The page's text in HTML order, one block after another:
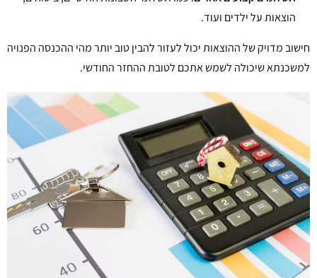
הוצאות על ילדים ועוד.
חישוב מדויק של ההוצאות יכול לעזור להבין טוב יותר מהי ההכנסה הפנויה
למשכנתא שיכולה לשמש אתכם לטובת ההחזר החודשי.